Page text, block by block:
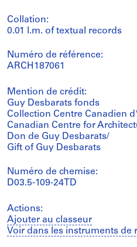
Collation:
0.01 l.m. of textual records
Numéro de référence:
ARCH187061
Mention de crédit:
Guy Desbarats fonds
Collection Centre Canadien
Canadian Centre for
Don de Guy Desbarats/
Gift of Guy Desbarats
Numéro de chemise:
D03.5-109-24TD
Actions:
Ajouter au classeur
Voir dans les instruments de